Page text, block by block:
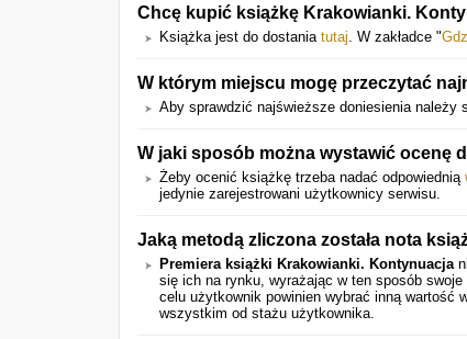
Chcę kupić książkę Krakowianki.
Książka jest do dostania tutaj. W zakładce "
W którym miejscu mogę przeczytać
Aby sprawdzić najświeższe doniesienia należy
W jaki sposób można wystawić ocenę
Żeby ocenić książkę trzeba nadać odpowiednią
jedynie zarejestrowani użytkownicy serwisu.
Jaką metodą zliczona została nota
Premiera książki Krakowianki. Kontynuacja
się ich na rynku, wyrażając w ten sposób
celu użytkownik powinien wybrać inną wartość
wszystkim od stażu użytkownika.